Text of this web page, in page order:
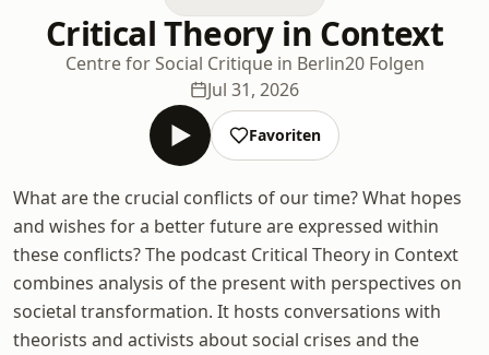
Critical Theory in Context
Centre for Social Critique in Berlin20 Folgen
Jul 31, 2026
Favoriten
What are the crucial conflicts of our time? What hopes
and wishes for a better future are expressed within
these conflicts? The podcast Critical Theory in Context
combines analysis of the present with perspectives on
societal transformation. It hosts conversations with
theorists and activists about social crises and the